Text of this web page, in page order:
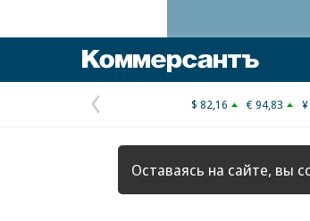
Предыдущая
страница
$ 82,16 € 94,83
Оставаясь на сайте, вы